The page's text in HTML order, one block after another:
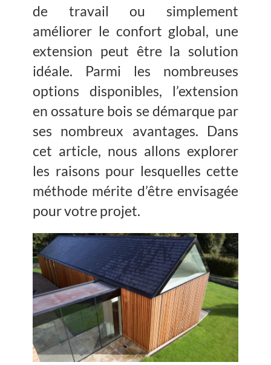
de travail ou simplement
améliorer le confort global, une
extension peut être la solution
idéale. Parmi les nombreuses
options disponibles, l’extension
en ossature bois se démarque par
ses nombreux avantages. Dans
cet article, nous allons explorer
les raisons pour lesquelles cette
méthode mérite d’être envisagée
pour votre projet.